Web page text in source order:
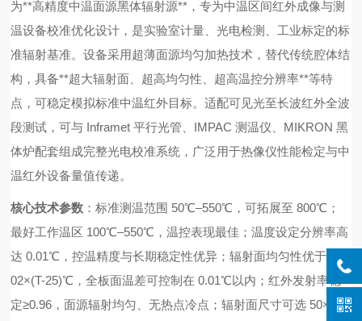
为**高精度中温面源黑体辐射源**，专为中温区间红外成像与测
温设备校准优化设计，是实验室计量、光电检测、工业标定的标
准辐射基准。设备采用超薄面源均匀加热技术，替代传统腔体结
构，具备**超大辐射面、超高均匀性、超高温控分辨率**等特
点，可稳定模拟标准中温红外目标。适配可见光至长波红外全波
段测试，可与 Inframet 平行光管、IMPAC 测温仪、MIKRON 黑
体炉配套组成完整光电校准系统，广泛用于热像仪性能检定与中
温红外设备量值传递。
核心技术参数 ：标准测温范围 50℃–550℃，可拓展至 800℃；
最好工作温区 100℃–550℃，温控表现最佳；温度设定分辨率高
达 0.01℃，控温精度与长期稳定性优异；辐射面均匀性优于 0.0
02×(T-25)℃，全板面温差可控制在 0.01℃以内；红外发射率稳
定≥0.96，面源辐射均匀、无热点冷点；辐射面尺寸可选 50×50